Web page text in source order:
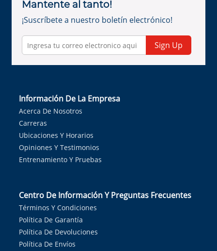
Mantente al tanto!
¡Suscríbete a nuestro boletín electrónico!
Sign Up
Información De La Empresa
Acerca De Nosotros
Carreras
Ubicaciones Y Horarios
Opiniones Y Testimonios
Entrenamiento Y Pruebas
Centro De Información Y Preguntas Frecuentes
Términos Y Condiciones
Política De Garantía
Política De Devoluciones
Política De Envíos